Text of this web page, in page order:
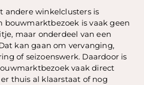
andere winkelclusters is
bouwmarktbezoek is vaak geen
maar onderdeel van een
kan gaan om vervanging,
of seizoenswerk. Daardoor is
vaak direct
thuis al klaarstaat of nog